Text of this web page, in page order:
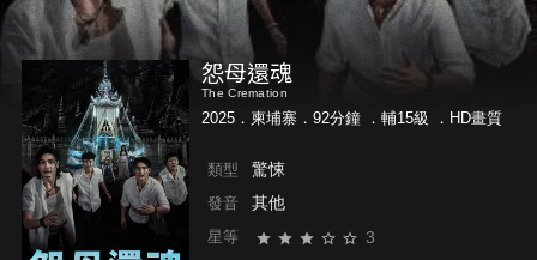
怨母還魂
The Cremation
2025．柬埔寨．92分鐘 ． 輔15級 ．HD畫質
類型 驚悚
發音 其他
星等 3